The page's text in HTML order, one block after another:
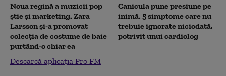
Noua regină a muzicii pop
știe și marketing. Zara
Larsson și-a promovat
colecția de costume de baie
purtând-o chiar ea
Descarcă aplicația Pro FM
Canicula pune presiune pe
inimă. 5 simptome care nu
trebuie ignorate niciodată,
potrivit unui cardiolog